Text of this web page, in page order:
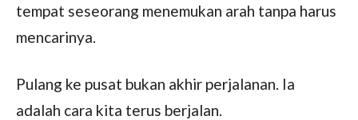
tempat seseorang menemukan arah tanpa harus
mencarinya.
Pulang ke pusat bukan akhir perjalanan. Ia
adalah cara kita terus berjalan.